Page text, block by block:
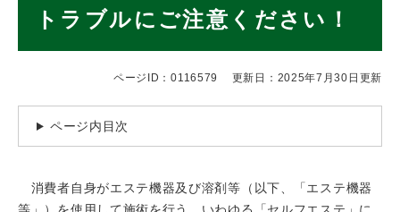
トラブルにご注意ください！
ページID：0116579 更新日：2025年7月30日更新
ページ内目次
消費者自身がエステ機器及び溶剤等（以下、「エステ機器